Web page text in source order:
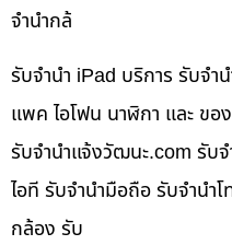
จำนำกล้
รับจำนำ iPad บริการ รับจำ
แพค ไอโฟน นาฬิกา และ ขอ
รับจํานําแจ้งวัฒนะ.com รับ
ไอที รับจำนำมือถือ รับจำนำ
กล้อง รับ